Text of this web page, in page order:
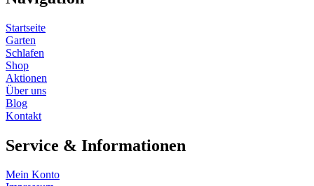
Startseite
Garten
Schlafen
Shop
Aktionen
Über uns
Blog
Kontakt
Service & Informationen
Mein Konto